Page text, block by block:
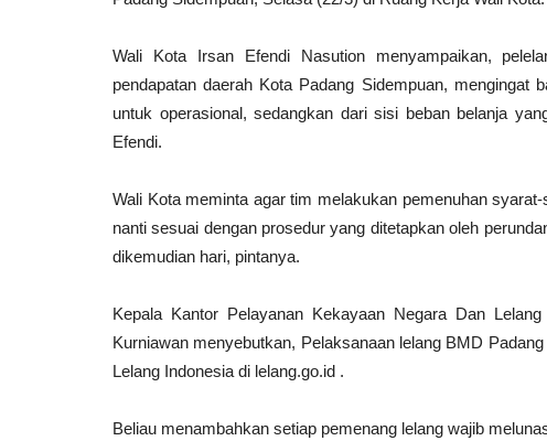
Wali Kota Irsan Efendi Nasution menyampaikan,
pendapatan daerah Kota Padang Sidempuan,
untuk operasional, sedangkan dari sisi beban belanja
Efendi.
Wali Kota meminta agar tim melakukan pemenuhan
nanti sesuai dengan prosedur yang ditetapkan oleh
dikemudian hari, pintanya.
Kepala Kantor Pelayanan Kekayaan Negara Dan
Kurniawan menyebutkan, Pelaksanaan lelang BMD
Lelang Indonesia di lelang.go.id .
Beliau menambahkan setiap pemenang lelang wajib